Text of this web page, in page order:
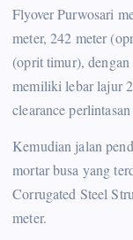
Flyover Purwosari
meter, 242 meter
(oprit timur),
memiliki lebar lajur
clearance
Kemudian jalan
mortar busa yang
Corrugated Steel
meter.